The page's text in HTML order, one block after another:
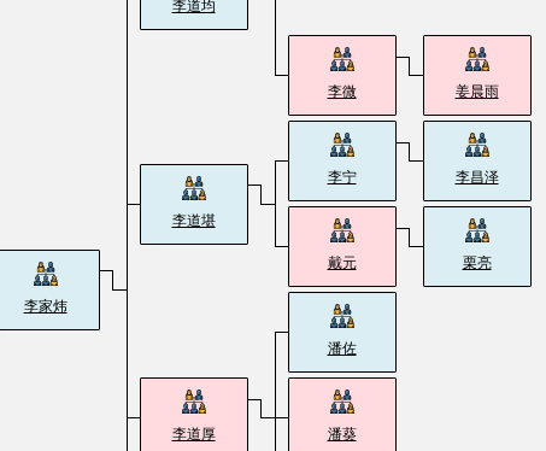
李家炜
李道均
李微 姜晨雨
李道堪
李宁 李昌泽
戴元 栗亮
李道厚
潘佐
潘葵